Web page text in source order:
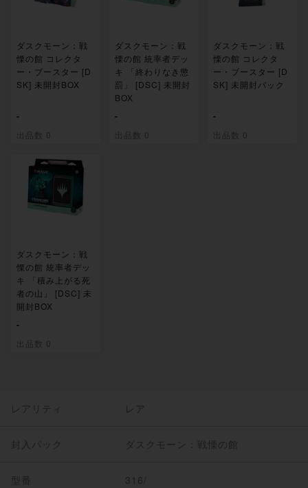
ダスクモーン：戦
慄の館 コレクタ
ー・ブースター [D
SK] 未開封BOX
-
出品数 0
ダスクモーン：戦
慄の館 統率者デッ
キ 「終わりなき懲
罰」 [DSC] 未開封
BOX
-
出品数 0
ダスクモーン：戦
慄の館 コレクタ
ー・ブースター [D
SK] 未開封パック
-
出品数 0
ダスクモーン：戦
慄の館 統率者デッ
キ 「積み上がる死
者の山」 [DSC] 未
開封BOX
-
出品数 0
レアリティ レア
封入パック ダスクモーン：戦慄の館
型番 316/